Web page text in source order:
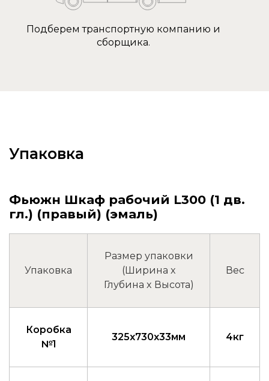
Подберем транспортную компанию и
сборщика.
Упаковка
Фьюжн Шкаф рабочий L300 (1 дв.
гл.) (правый) (эмаль)
Упаковка
Размер упаковки
(Ширина x
Глубина x Высота)
Вес
Коробка
№1
325x730x33мм 4кг